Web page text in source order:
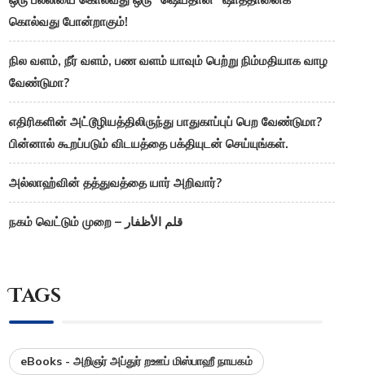
கொல்வது போன்றாகும்!
நில வளம், நீர் வளம், பண வளம் யாவும் பெற்று நிம்மதியாக வாழ
வேண்டுமா?
எதிரிகளின் அட்டூழியத்திலிருந்து பாதுகாப்புப் பெற வேண்டுமா?
பின்னால் கூறப்படும் விடயத்தை பக்தியுடன் செய்யுங்கள்.
அல்லாஹ்வின் தத்துவத்தை யார் அறிவார்?
நகம் வெட்டும் முறை – قلم الأظفار
Tags
eBooks - அறிஞர் அப்துர் றஊப் மிஸ்பாஹீ நாயகம்